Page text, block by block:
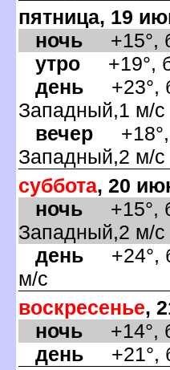
пятница, 19
ночь +15°,
утро +19°,
день +23°,
Западный,1 м/с
ечер +18°,
Западный,2 м/с
суббота, 20
ночь +15°,
Западный,2 м/с
день +24°,
м/с
оскресенье,
ночь +14°,
день +21°,